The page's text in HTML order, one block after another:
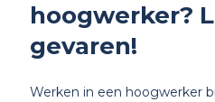
hoogwerker?
gevaren!
Werken in een hoogwerker